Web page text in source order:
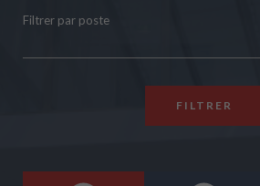
Filtrer par poste
FILTRER